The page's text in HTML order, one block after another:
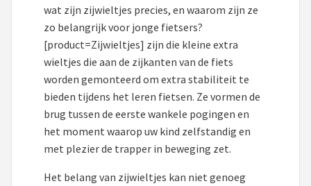
Shimano
Cortina
Alle merken →
wat zijn zijwieltjes precies, en waarom zijn ze
zo belangrijk voor jonge fietsers?
[product=Zijwieltjes] zijn die kleine extra
wieltjes die aan de zijkanten van de fiets
worden gemonteerd om extra stabiliteit te
bieden tijdens het leren fietsen. Ze vormen de
brug tussen de eerste wankele pogingen en
het moment waarop uw kind zelfstandig en
met plezier de trapper in beweging zet.
Het belang van zijwieltjes kan niet genoeg